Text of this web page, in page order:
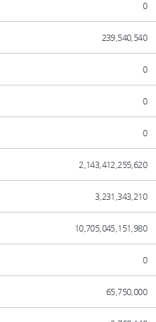
0
239,540,540
0
0
0
2,143,412,255,620
3,231,343,210
10,705,045,151,980
0
65,750,000